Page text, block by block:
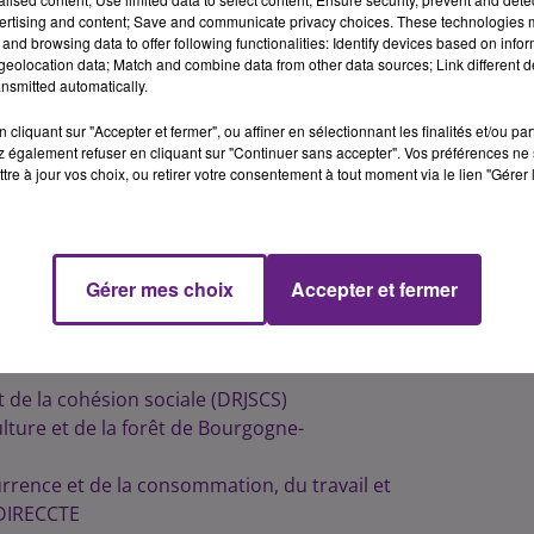
administratives en temps utile, la Préfecture de Côte-
au lendemain du jeudi 25 mai férié :
(DDPP)
sociale (DDCS)
et du logement (DREAL) et
la cohésion sociale (DRJSCS)
et de la forêt de Bourgogne-
et de la consommation, du travail et
and content; Save and communicate privacy choices. These technologies
browsing data to offer following functionalities: Identify devices based on
data; Match and combine data from other data sources; Link different
automatically.
cliquant sur "Accepter et fermer", ou affiner en sélectionnant les finalités et/ou
également refuser en cliquant sur "Continuer sans accepter". Vos préférences
à jour vos choix, ou retirer votre consentement à tout moment via le lien
Gérer mes choix Accepter et fermer